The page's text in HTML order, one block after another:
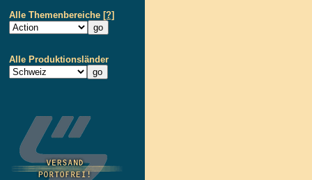
Alle Themenbereiche [?]
Alle Produktionsländer